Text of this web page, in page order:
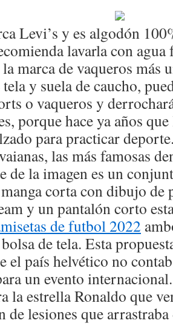
Levi’s y es algodón
lavarla con
marca de vaqueros más
y suela de caucho,
o vaqueros y
porque hace ya años
para practicar
las más famosas
de la imagen es un
corta con dibujo de
y un pantalón corto
de futbol 2022
de tela. Esta
el país helvético no
un evento
la estrella Ronaldo que
de lesiones que arrastraba